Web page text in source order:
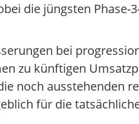
die jüngsten Phase-
bei
zu künftigen
noch ausstehenden
für die